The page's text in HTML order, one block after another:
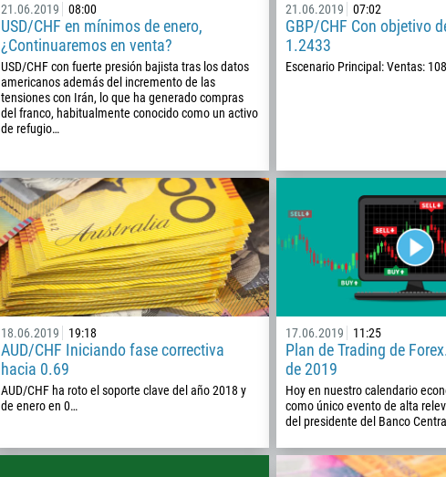
21.06.2019 08:00
USD/CHF en mínimos de enero,
¿Continuaremos en venta?
USD/CHF con fuerte presión bajista tras los datos
americanos además del incremento de las
tensiones con Irán, lo que ha generado compras
del franco, habitualmente conocido como un activo
de refugio…
21.06.2019 07:02
GBP/CHF Con objetivo
1.2433
Escenario Principal: Ventas:
18.06.2019 19:18
AUD/CHF Iniciando fase correctiva
hacia 0.69
AUD/CHF ha roto el soporte clave del año 2018 y
de enero en 0…
17.06.2019 11:25
Plan de Trading de
de 2019
Hoy en nuestro calendario
como único evento de alta
del presidente del Banco
Callback
Número telefónico
1
93
Programar una llamada
23:00
Ingresa tu email